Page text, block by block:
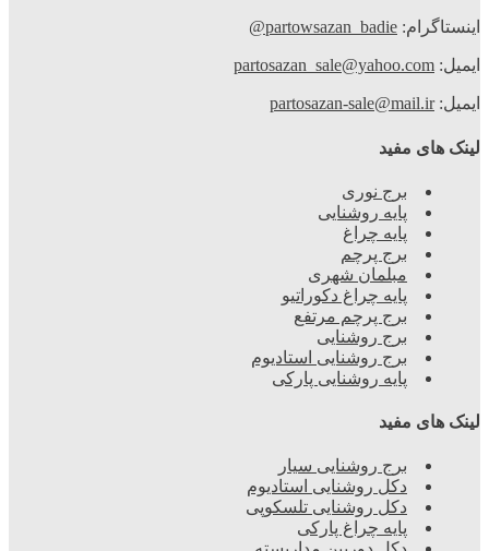
اینستاگرام: partowsazan_badie@
ایمیل: partosazan_sale@yahoo.com
ایمیل:partosazan-sale@mail.ir
لینک های مفید
برج نوری
پایه روشنایی
پایه چراغ
برج پرچم
مبلمان شهری
پایه چراغ دکوراتیو
برج پرچم مرتفع
برج روشنایی
برج روشنایی استادیوم
پایه روشنایی پارکی
لینک های مفید
برج روشنایی سیار
دکل روشنایی استادیوم
دکل روشنایی تلسکوپی
پایه چراغ پارکی